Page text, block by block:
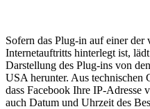
Sofern das Plug-in auf einer der
Internetauftritts hinterlegt ist,
Darstellung des Plug-ins von
USA herunter. Aus technischen
dass Facebook Ihre IP-Adresse
auch Datum und Uhrzeit des